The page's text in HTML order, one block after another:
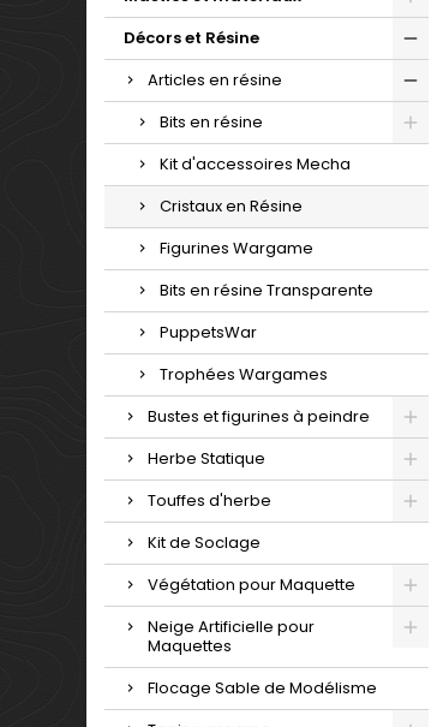
Décors et Résine
Articles en résine
Bits en résine
Kit d'accessoires Mecha
Cristaux en Résine
Figurines Wargame
Bits en résine Transparente
PuppetsWar
Trophées Wargames
Bustes et figurines à peindre
Herbe Statique
Touffes d'herbe
Kit de Soclage
Végétation pour Maquette
Neige Artificielle pour
Maquettes
Flocage Sable de Modélisme